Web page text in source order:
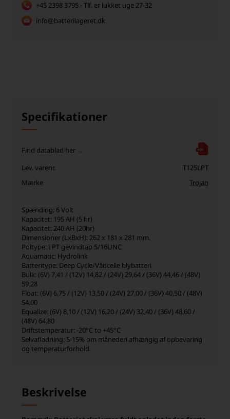
+45 2398 3795 - Tlf. er lukket uge 27-32
info@batterilageret.dk
Beskrivelse
Specifikationer
Find datablad her →
Lev. varenr.
T125LPT
Mærke
Trojan
Spænding: 6 Volt
Kapacitet: 195 AH (5 hr)
Kapacitet: 240 AH (20hr)
Dimensioner (LxBxH): 262 x 181 x 281 mm.
Poltype: LPT gevindtap 5/16UNC
Aquamatic: Hydrolink
Batteritype: Deep Cycle/Vådcelle blybatteri
Bulk: (6V) 7,41 / (12V) 14,82 / (24V) 29,64 / (36V) 44,46 / (48V)
59,28
Float: (6V) 6,75 / (12V) 13,50 / (24V) 27,00 / (36V) 40,50 / (48V)
54,00
Equalize: (6V) 8,10 / (12V) 16,20 / (24V) 32,40 / (36V) 48,60 /
(48V) 64,80
Driftstemperatur: -20°C to +45°C
Selvafladning: 5-15% om måneden afhængig af opbevaring
og temperaturforhold.